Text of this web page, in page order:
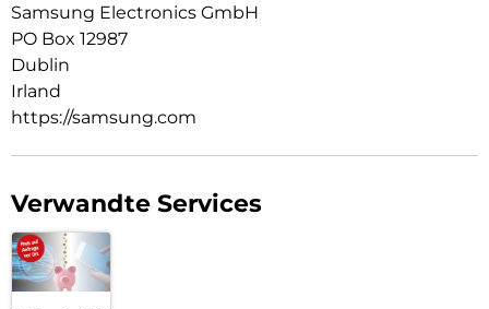
Samsung Electronics GmbH
PO Box 12987
Dublin
Irland
https://samsung.com
Verwandte Services